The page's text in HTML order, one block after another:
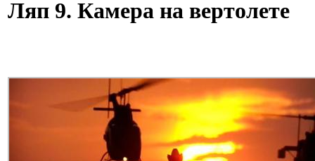
Ляп 9. Камера на вертолете